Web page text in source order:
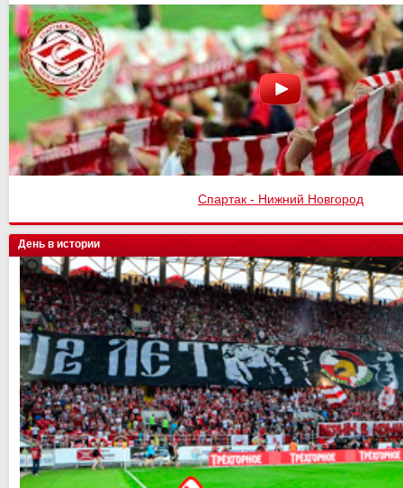
Спартак - Нижний Новгород
День в истории